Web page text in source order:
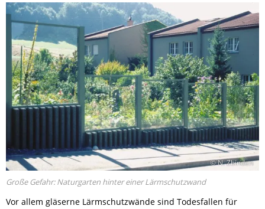
© N. Zbinden
Große Gefahr: Naturgarten hinter einer Lärmschutzwand
Vor allem gläserne Lärmschutzwände sind Todesfallen für